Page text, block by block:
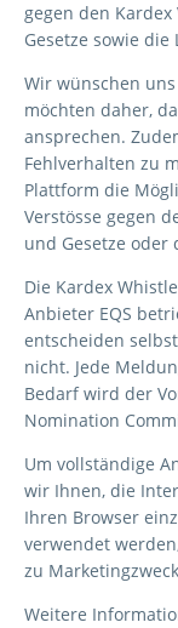
gegen den Kardex
Gesetze sowie die
Wir wünschen
möchten daher,
ansprechen.
Fehlverhalten zu
Plattform die
Verstösse gegen
und Gesetze oder
Die Kardex
Anbieter EQS
entscheiden
nicht. Jede Mel
Bedarf wird der
Nomination
Um vollständige
wir Ihnen, die
Ihren Browser
verwendet
zu
Weitere